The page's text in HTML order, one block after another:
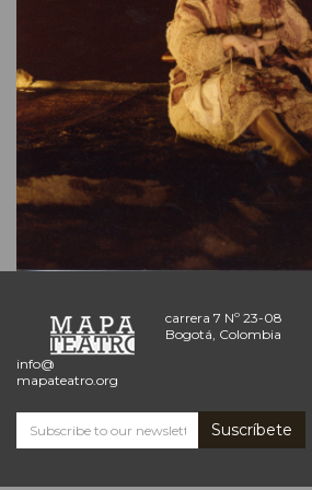
carrera 7 Nº 23-08
Bogotá, Colombia
info@
mapateatro.org
Suscríbete